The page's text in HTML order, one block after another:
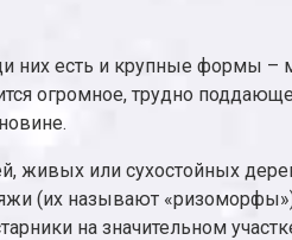
них есть и крупные формы
огромное, трудно
живых или сухостойных
(их называют
на значительном